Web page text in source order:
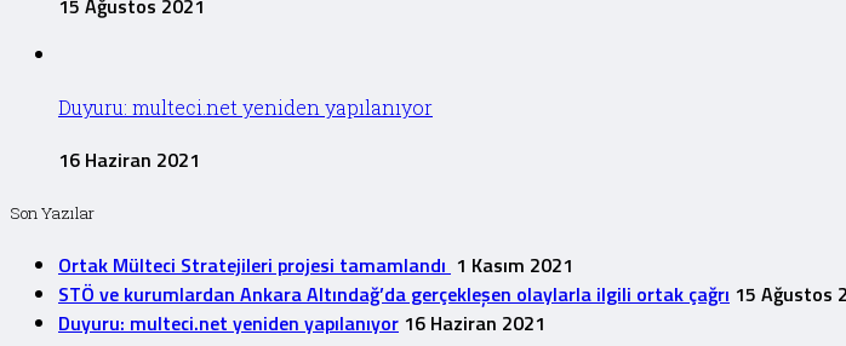
15 Ağustos 2021
Duyuru: multeci.net yeniden yapılanıyor
16 Haziran 2021
Son Yazılar
Ortak Mülteci Stratejileri projesi tamamlandı 1 Kasım 2021
STÖ ve kurumlardan Ankara Altındağ’da gerçekleşen olaylarla ilgili ortak çağrı 15 Ağustos
Duyuru: multeci.net yeniden yapılanıyor 16 Haziran 2021